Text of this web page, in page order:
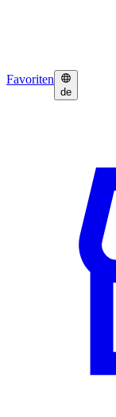
Favoriten
de